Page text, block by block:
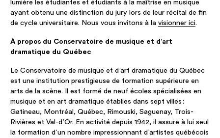
lumière les étudiantes et étudiants à la maîtrise en musique
ayant obtenu une distinction du jury lors de leur récital de fin
de cycle universitaire. Nous vous invitons à lavisionner ici.
À propos du Conservatoire de musique et d’art
dramatique du Québec
Le Conservatoire de musique et d’art dramatique du Québec
est une institution prestigieuse de formation supérieure en
arts de la scène. Il est formé de neuf écoles spécialisées en
musique et en art dramatique établies dans sept villes :
Gatineau, Montréal, Québec, Rimouski, Saguenay, Trois-
Rivières et Val-d’Or. En activité depuis 1942, il assure à lui seul
la formation d’un nombre impressionnant d’artistes québécois